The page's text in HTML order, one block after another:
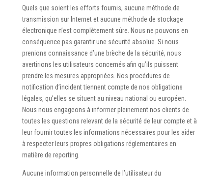
Quels que soient les efforts fournis, aucune méthode de
transmission sur Internet et aucune méthode de stockage
électronique n’est complètement sûre. Nous ne pouvons en
conséquence pas garantir une sécurité absolue. Si nous
prenions connaissance d’une brèche de la sécurité, nous
avertirions les utilisateurs concernés afin qu’ils puissent
prendre les mesures appropriées. Nos procédures de
notification d’incident tiennent compte de nos obligations
légales, qu’elles se situent au niveau national ou européen.
Nous nous engageons à informer pleinement nos clients de
toutes les questions relevant de la sécurité de leur compte et à
leur fournir toutes les informations nécessaires pour les aider
à respecter leurs propres obligations réglementaires en
matière de reporting.
Aucune information personnelle de l’utilisateur du